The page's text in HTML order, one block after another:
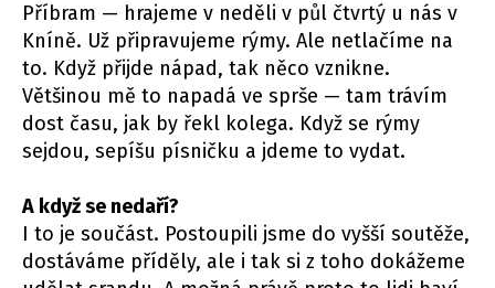
Příbram — hrajeme v neděli v půl čtvrtý u nás v
Kníně. Už připravujeme rýmy. Ale netlačíme na
to. Když přijde nápad, tak něco vznikne.
Většinou mě to napadá ve sprše — tam trávím
dost času, jak by řekl kolega. Když se rýmy
sejdou, sepíšu písničku a jdeme to vydat.
A když se nedaří?
I to je součást. Postoupili jsme do vyšší soutěže,
dostáváme příděly, ale i tak si z toho dokážeme